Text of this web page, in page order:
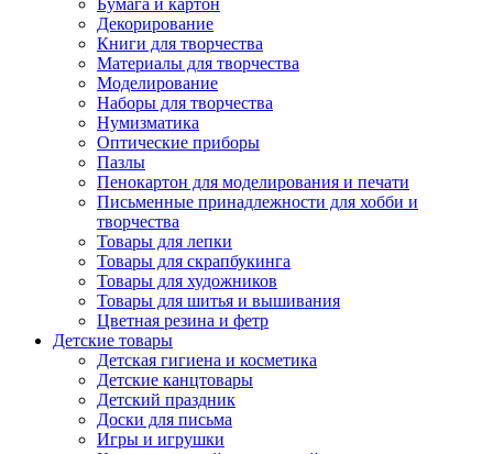
Бумага и картон
Декорирование
Книги для творчества
Материалы для творчества
Моделирование
Наборы для творчества
Нумизматика
Оптические приборы
Пазлы
Пенокартон для моделирования и печати
Письменные принадлежности для хобби и
творчества
Товары для лепки
Товары для скрапбукинга
Товары для художников
Товары для шитья и вышивания
Цветная резина и фетр
Детские товары
Детская гигиена и косметика
Детские канцтовары
Детский праздник
Доски для письма
Игры и игрушки